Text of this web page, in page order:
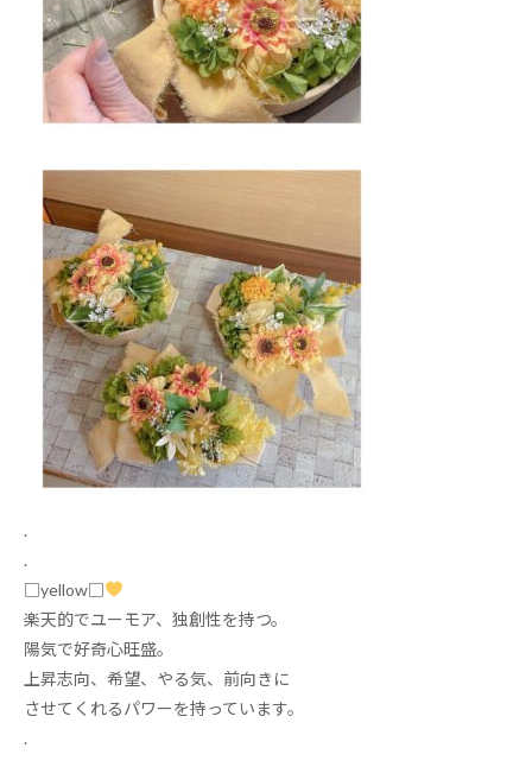
.
.
□yellow□
楽天的でユーモア、独創性を持つ。
陽気で好奇心旺盛。
上昇志向、希望、やる気、前向きに
させてくれるパワーを持っています。
.